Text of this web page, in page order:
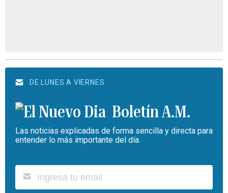
DE LUNES A VIERNES
Boletín A.M.
Las noticias explicadas de forma sencilla y directa para
entender lo más importante del día.